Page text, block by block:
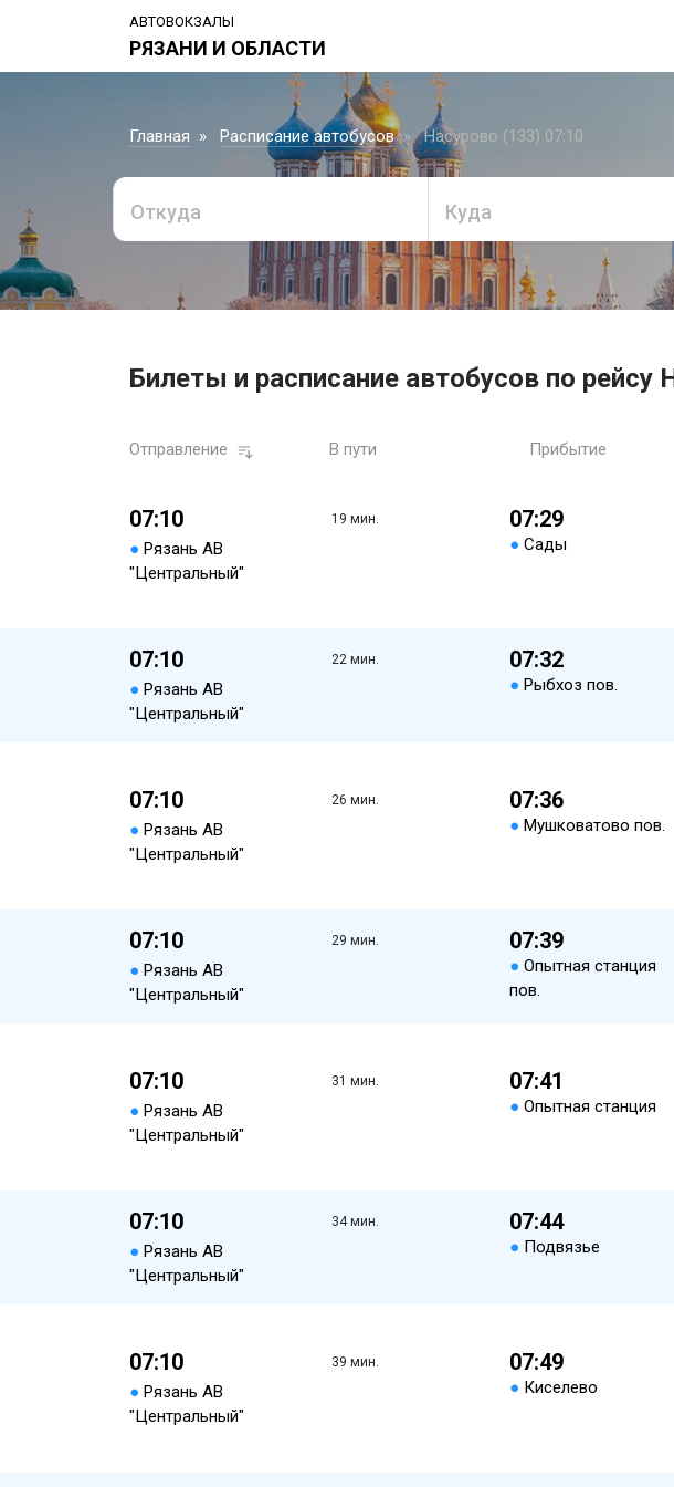
АВТОВОКЗАЛЫ
РЯЗАНИ И ОБЛАСТИ
Главная Расписание автобусов Насурово (133) 07:10
Откуда Куда
Билеты и расписание автобусов по рейсу
Отправление В пути Прибытие
07:10
● Рязань АВ
"Центральный"
19 мин. 07:29
● Сады
07:10
● Рязань АВ
"Центральный"
22 мин. 07:32
● Рыбхоз пов.
07:10
● Рязань АВ
"Центральный"
26 мин. 07:36
● Мушковатово пов.
07:10
● Рязань АВ
"Центральный"
29 мин. 07:39
● Опытная станция
пов.
07:10
● Рязань АВ
"Центральный"
31 мин. 07:41
● Опытная станция
07:10
● Рязань АВ
"Центральный"
34 мин. 07:44
● Подвязье
07:10
● Рязань АВ
"Центральный"
39 мин. 07:49
● Киселево